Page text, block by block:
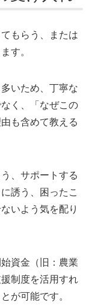
もらう、または
す。
いため、丁寧な
く、「なぜこの
も含めて教える
、サポートする
誘う、困ったこ
いよう気を配り
資金（旧：農業
制度を活用すれ
が可能です。